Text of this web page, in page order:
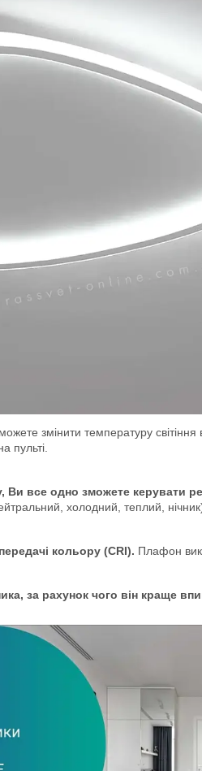
змінити температуру світіння
пульті.
все одно зможете керувати
холодний, теплий,
кольору (CRI). Плафон
за рахунок чого він краще